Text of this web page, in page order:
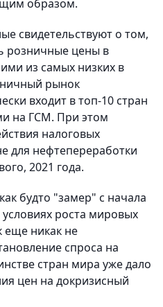
образом.
свидетельствуют о том,
розничные цены в
из самых низких в
рынок
входит в топ-10 стран
на ГСМ. При этом
налоговых
для нефтепереработки
2021 года.
будто "замер" с начала
роста мировых
еще никак не
спроса на
стран мира уже дало
цен на докризисный